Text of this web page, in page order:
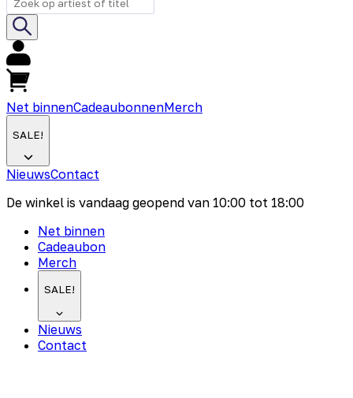
Net binnenCadeaubonnenMerch
SALE!
NieuwsContact
De winkel is vandaag geopend van 10:00 tot 18:00
Net binnen
Cadeaubon
Merch
SALE!
Nieuws
Contact